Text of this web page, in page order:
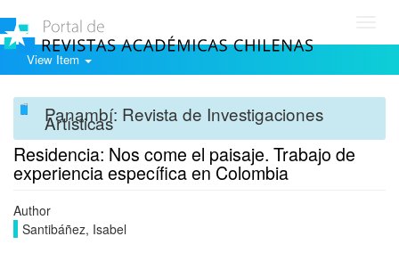
View Item
Panambí: Revista de Investigaciones
Artísticas
Residencia: Nos come el paisaje. Trabajo de
experiencia específica en Colombia
Author
Santibáñez, Isabel